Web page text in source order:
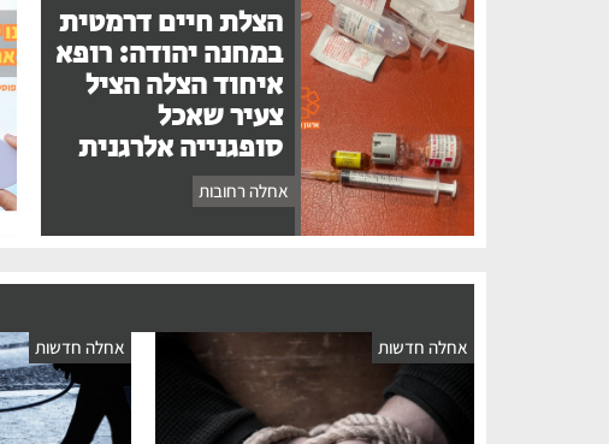
הצלת חיים דרמטית
במחנה יהודה: רופא
איחוד הצלה הציל
צעיר שאכל
סופגנייה אלרגנית
אחלה רחובות
אחלה חדשות אחלה חדשות